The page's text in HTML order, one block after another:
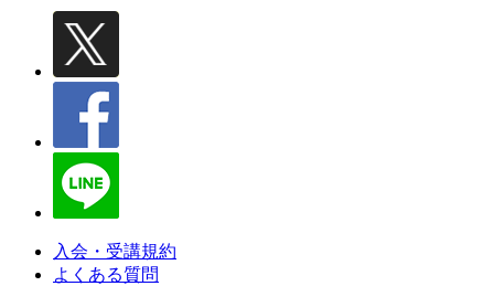
入会・受講規約
よくある質問